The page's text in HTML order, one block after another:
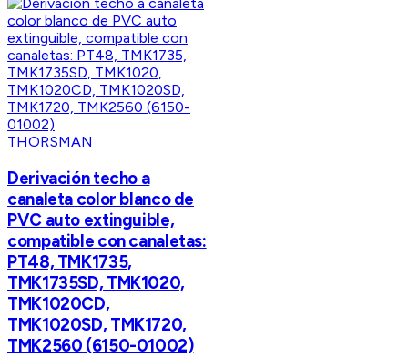
THORSMAN
Derivación techo a
canaleta color blanco de
PVC auto extinguible,
compatible con canaletas:
PT48, TMK1735,
TMK1735SD, TMK1020,
TMK1020CD,
TMK1020SD, TMK1720,
TMK2560 (6150-01002)